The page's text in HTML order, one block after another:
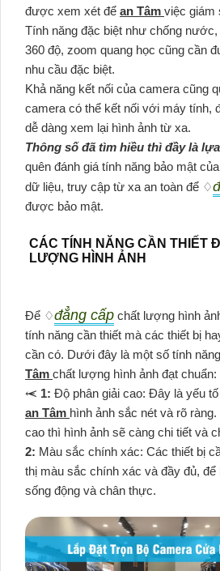
được xem xét để an Tâm việc giám
Tính năng đặc biệt như chống
360 độ, zoom quang học cũng cần
nhu cầu đặc biệt.
Khả năng kết nối của camera cũng
camera có thể kết nối với máy tính,
dễ dàng xem lại hình ảnh từ xa.
Thông số đã tìm hiều thì đầy là
quên đánh giá tính năng bảo mật
dữ liệu, truy cập từ xa an toàn để ♢
được bảo mật.
CÁC TÍNH NĂNG CẦN THIẾT
LƯỢNG HÌNH ẢNH
Để ♢đẳng cấp chất lượng hình
tính năng cần thiết mà các thiết bị
cần có. Dưới đây là một số tính
Tâm chất lượng hình ảnh đạt chuẩn:
⥷ 1: Độ phân giải cao: Đây là yếu
an Tâm hình ảnh sắc nét và rõ
cao thì hình ảnh sẽ càng chi tiết và
2: Màu sắc chính xác: Các thiết bị
thị màu sắc chính xác và đầy đủ, để
sống động và chân thực.